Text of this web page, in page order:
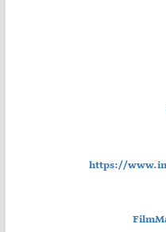
https://